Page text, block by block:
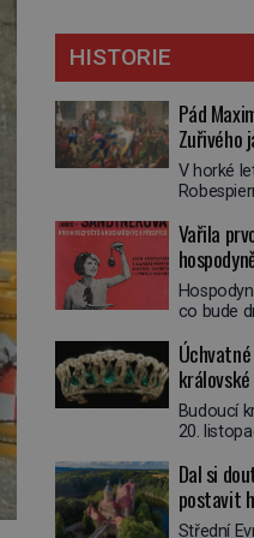
HISTORIE
Pád
Zuřivého
nelitoval?
V horké
víří
probere z
na jednu
navštívil.
vysmál.
dotáhne
prohlásil
Honoré
Vařila
co bude
mlsný
rychle v
ruce.
nové
klenot
Budoucí
20.
obřad ve
tradice
Dal si
postavit
Střední